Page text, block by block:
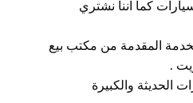
كما اننا نشتري
المقدمة من مكتب بيع
.
الحديثة والكبيرة